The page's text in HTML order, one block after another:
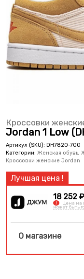
Кроссовки
Jordan 1 Low
Артикул (SKU): DH7820-700
Категории: Женская обувь,
Кроссовки женские Jordan
18 252 ₽
! Цена на
может быть
О магазине